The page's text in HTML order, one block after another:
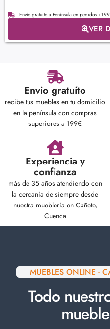
Envío gratuito a Península en pedidos
VER
Envio gratuíto
recibe tus muebles en tu domicilio
en la península con compras
superiores a 199€
Experiencia y
confianza
más de 35 años atendiendo con
la cercanía de siempre desde
nuestra mueblería en Cañete,
Cuenca
MUEBLES ONLINE -
Todo